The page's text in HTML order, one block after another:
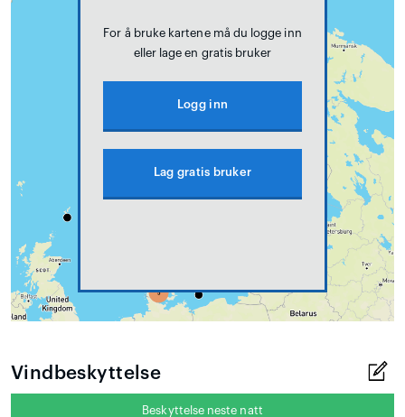
For å bruke kartene må du logge inn
eller lage en gratis bruker
Logg inn
Lag gratis bruker
Vindbeskyttelse
Beskyttelse neste natt